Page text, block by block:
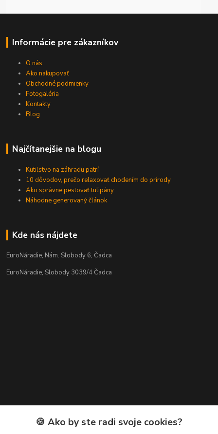
Informácie pre zákazníkov
O nás
Ako nakupovať
Obchodné podmienky
Fotogaléria
Kontakty
Blog
Najčítanejšie na blogu
Kutilstvo na záhradu patrí
10 dôvodov, prečo relaxovať chodením do prírody
Ako správne pestovať tulipány
Náhodne generovaný článok
Kde nás nájdete
EuroNáradie, Nám. Slobody 6, Čadca
EuroNáradie, Slobody 3039/4 Čadca
Kontakty
🍪 Ako by ste radi svoje cookies?